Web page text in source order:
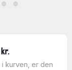
kurven, er den